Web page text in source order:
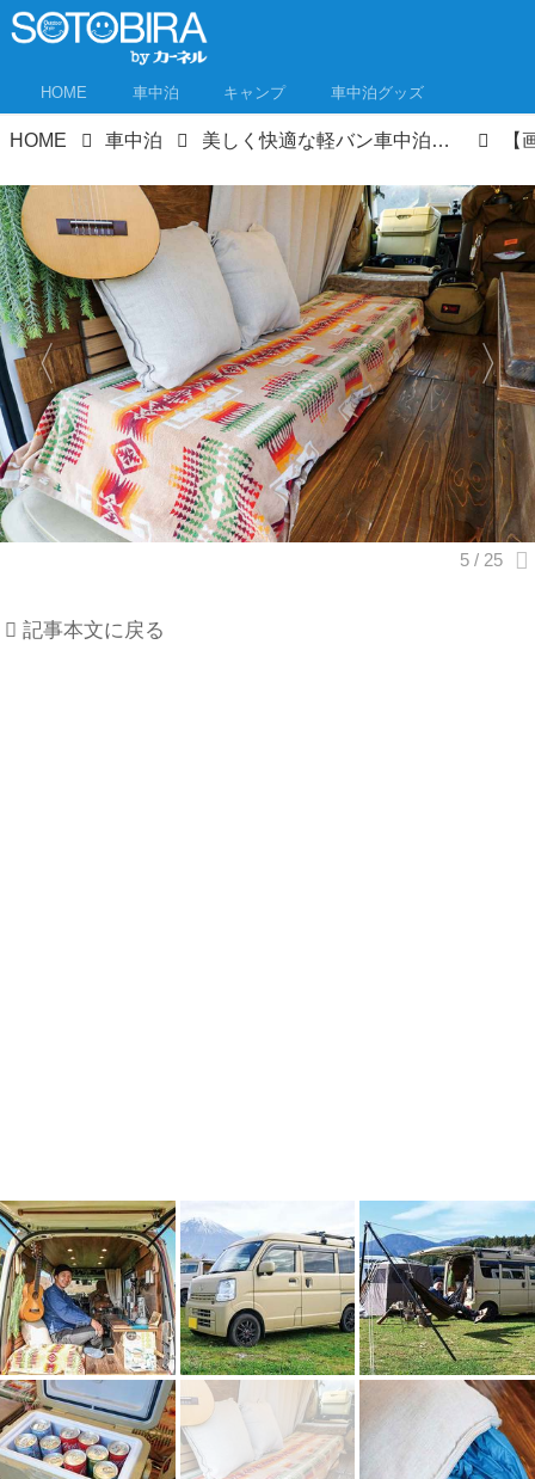
HOME 車中泊 キャンプ 車中泊グッズ
HOME 車中泊 美しく快適な軽バン車中泊DIY！センス抜群な車内インテリアの技／バンライフ弁護士の車中泊ライフ②
記事本文に戻る